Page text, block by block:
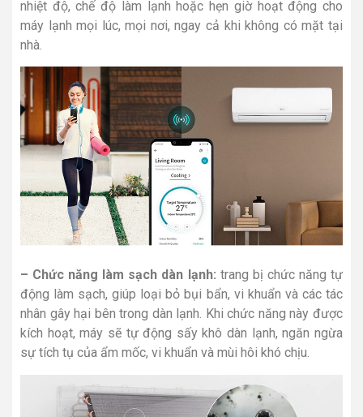
nhiệt độ, chế độ làm lạnh hoặc hẹn giờ hoạt động cho
máy lạnh mọi lúc, mọi nơi, ngay cả khi không có mặt tại
nhà.
– Chức năng làm sạch dàn lạnh: trang bị chức năng tự
động làm sạch, giúp loại bỏ bụi bẩn, vi khuẩn và các tác
nhân gây hại bên trong dàn lạnh. Khi chức năng này được
kích hoạt, máy sẽ tự động sấy khô dàn lạnh, ngăn ngừa
sự tích tụ của ẩm mốc, vi khuẩn và mùi hôi khó chịu.